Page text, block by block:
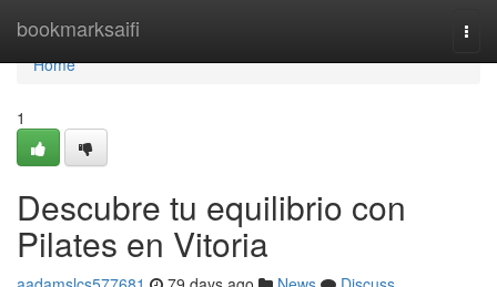
bookmarksaifi
Home
Home
1
Descubre tu equilibrio con
Pilates en Vitoria